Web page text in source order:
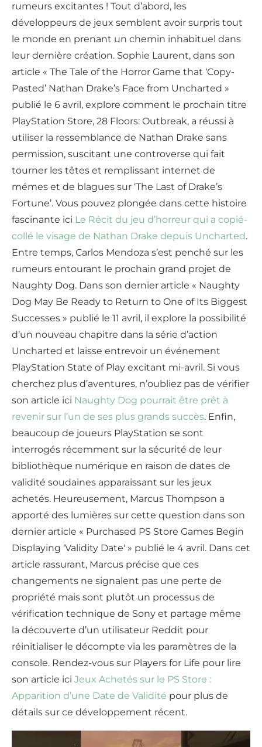
rumeurs excitantes ! Tout d’abord, les
développeurs de jeux semblent avoir surpris tout
le monde en prenant un chemin inhabituel dans
leur dernière création. Sophie Laurent, dans son
article « The Tale of the Horror Game that ‘Copy-
Pasted’ Nathan Drake’s Face from Uncharted »
publié le 6 avril, explore comment le prochain titre
PlayStation Store, 28 Floors: Outbreak, a réussi à
utiliser la ressemblance de Nathan Drake sans
permission, suscitant une controverse qui fait
tourner les têtes et remplissant internet de
mémes et de blagues sur ‘The Last of Drake’s
Fortune’. Vous pouvez plongée dans cette histoire
fascinante ici Le Récit du jeu d’horreur qui a copié-
collé le visage de Nathan Drake depuis Uncharted.
Entre temps, Carlos Mendoza s’est penché sur les
rumeurs entourant le prochain grand projet de
Naughty Dog. Dans son dernier article « Naughty
Dog May Be Ready to Return to One of Its Biggest
Successes » publié le 11 avril, il explore la possibilité
d’un nouveau chapitre dans la série d’action
Uncharted et laisse entrevoir un événement
PlayStation State of Play excitant mi-avril. Si vous
cherchez plus d’aventures, n’oubliez pas de vérifier
son article ici Naughty Dog pourrait être prêt à
revenir sur l’un de ses plus grands succès. Enfin,
beaucoup de joueurs PlayStation se sont
interrogés récemment sur la sécurité de leur
bibliothèque numérique en raison de dates de
validité soudaines apparaissant sur les jeux
achetés. Heureusement, Marcus Thompson a
apporté des lumières sur cette question dans son
dernier article « Purchased PS Store Games Begin
Displaying ‘Validity Date' » publié le 4 avril. Dans cet
article rassurant, Marcus précise que ces
changements ne signalent pas une perte de
propriété mais sont plutôt un processus de
vérification technique de Sony et partage même
la découverte d’un utilisateur Reddit pour
réinitialiser le décompte via les paramètres de la
console. Rendez-vous sur Players for Life pour lire
son article ici Jeux Achetés sur le PS Store :
Apparition d’une Date de Validité pour plus de
détails sur ce développement récent.